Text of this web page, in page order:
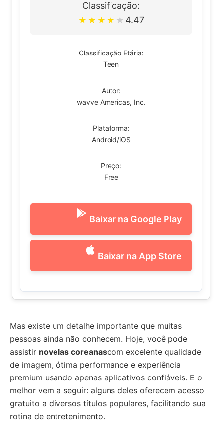
Classificação:
★ ★ ★ ★ ★ 4.47
Classificação Etária:
Teen
Autor:
wavve Americas, Inc.
Plataforma:
Android/iOS
Preço:
Free
Baixar na Google Play
Baixar na App Store
Mas existe um detalhe importante que muitas
pessoas ainda não conhecem. Hoje, você pode
assistir novelas coreanascom excelente qualidade
de imagem, ótima performance e experiência
premium usando apenas aplicativos confiáveis. E o
melhor vem a seguir: alguns deles oferecem acesso
gratuito a diversos títulos populares, facilitando sua
rotina de entretenimento.